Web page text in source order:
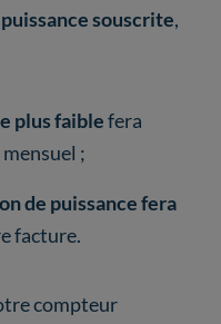
puissance souscrite,
plus faiblefera
mensuel ;
de puissance fera
facture.
compteur